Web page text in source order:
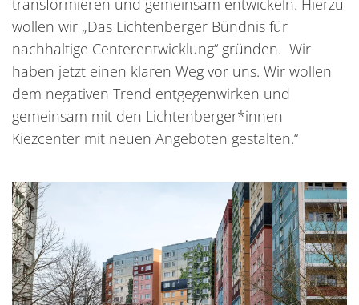
transformieren und gemeinsam entwickeln. Hierzu
wollen wir „Das Lichtenberger Bündnis für
nachhaltige Centerentwicklung“ gründen. Wir
haben jetzt einen klaren Weg vor uns. Wir wollen
dem negativen Trend entgegenwirken und
gemeinsam mit den Lichtenberger*innen
Kiezcenter mit neuen Angeboten gestalten.“